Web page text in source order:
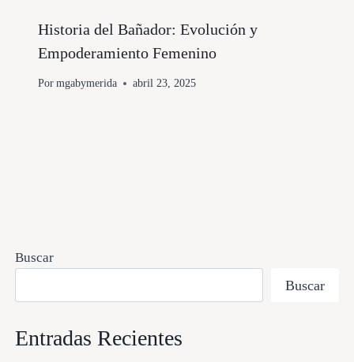
Historia del Bañador: Evolución y
Empoderamiento Femenino
Por mgabymerida abril 23, 2025
Buscar
Buscar
Entradas Recientes